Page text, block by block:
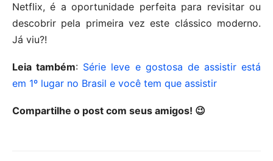
Netflix, é a oportunidade perfeita para revisitar ou
descobrir pela primeira vez este clássico moderno.
Já viu?!
Leia também: Série leve e gostosa de assistir está
em 1º lugar no Brasil e você tem que assistir
Compartilhe o post com seus amigos! 😉